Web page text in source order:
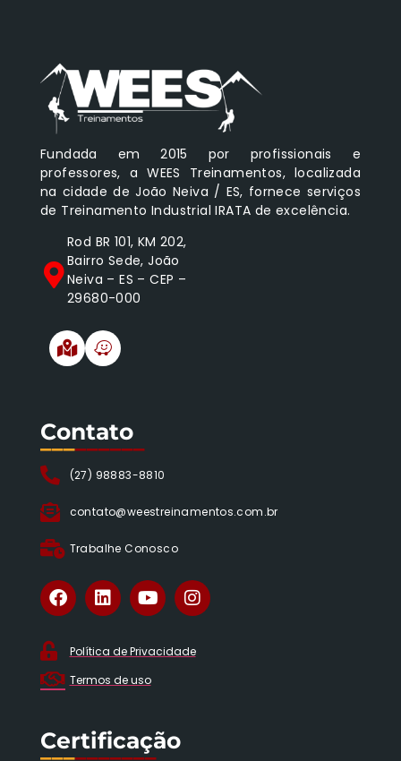
Fundada em 2015 por profissionais e
professores, a WEES Treinamentos, localizada
na cidade de João Neiva / ES, fornece serviços
de Treinamento Industrial IRATA de excelência.
Rod BR 101, KM 202,
Bairro Sede, João
Neiva – ES – CEP –
29680-000
Contato
(27) 98883-8810
contato@weestreinamentos.com.br
Trabalhe Conosco
_________
Política de Privacidade
Termos de uso
Certificação
__________